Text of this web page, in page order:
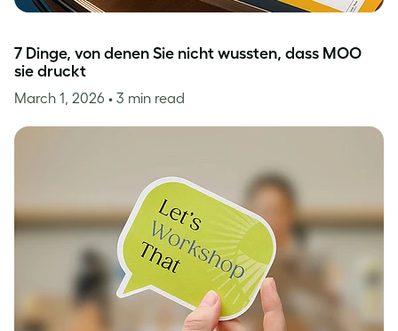
7 Dinge, von denen Sie nicht wussten, dass MOO
sie druckt
March 1, 2026 • 3 min read